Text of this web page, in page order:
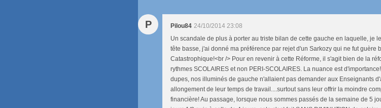
P Pilou84 24/10/2014 23:08
Un scandale de plus à porter au triste bilan de cette gauche en laquelle, je
tête basse, j'ai donné ma préférence par rejet d'un Sarkozy qui ne fut guère
Catastrophique!<br /> Pour en revenir à cette Réforme, il s'agit bien de la
rythmes SCOLAIRES et non PERI-SCOLAIRES. La nuance est
dupes, nos illuminés de gauche n'allaient pas demander aux Enseignants
allongement de leur temps de travail....surtout sans leur offrir la moindre
financière! Au passage, lorsque nous sommes passés de la semaine de 5